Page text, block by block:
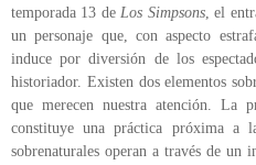
temporada 13 deLos Simpsons, el
un personaje que, con aspecto
induce por diversión de los
historiador. Existen dos elementos
que merecen nuestra atención. La
constituye una práctica próxima a
sobrenaturales operan a través de un